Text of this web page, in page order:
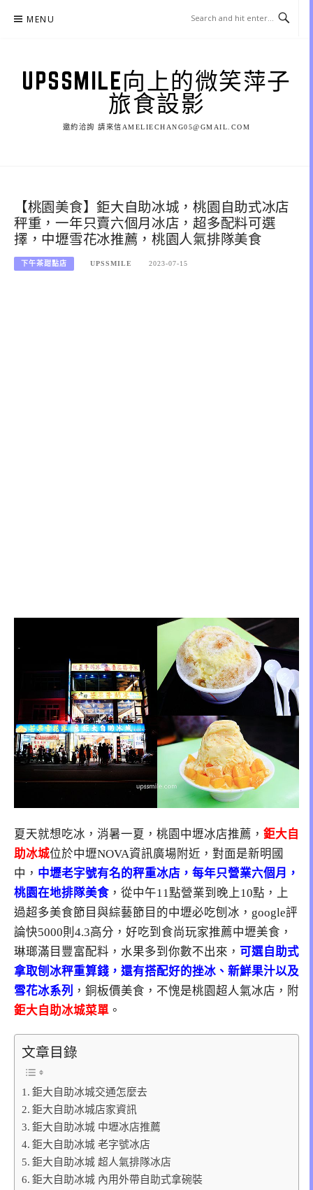
MENU
UPSSMILE向上的微笑萍子
旅食設影
邀約洽詢 請來信AMELIECHANG05@GMAIL.COM
【桃園美食】鉅大自助冰城，桃園自助式冰店
秤重，一年只賣六個月冰店，超多配料可選
擇，中壢雪花冰推薦，桃園人氣排隊美食
下午茶甜點店 UPSSMILE 2023-07-15
夏天就想吃冰，消暑一夏，桃園中壢冰店推薦， 鉅大自
助冰城位於中壢NOVA資訊廣場附近，對面是新明國
中， 中壢老字號有名的秤重冰店，每年只營業六個月，
桃園在地排隊美食 ，從中午11點營業到晚上10點，上
過超多美食節目與綜藝節目的中壢必吃刨冰，google評
論快5000則4.3高分，好吃到食尚玩家推薦中壢美食，
琳瑯滿目豐富配料，水果多到你數不出來， 可選自助式
拿取刨冰秤重算錢，還有搭配好的挫冰、新鮮果汁以及
雪花冰系列 ，銅板價美食，不愧是桃園超人氣冰店，附
鉅大自助冰城菜單 。
文章目錄
鉅大自助冰城交通怎麼去
鉅大自助冰城店家資訊
鉅大自助冰城 中壢冰店推薦
鉅大自助冰城 老字號冰店
鉅大自助冰城 超人氣排隊冰店
鉅大自助冰城 內用外帶自助式拿碗裝